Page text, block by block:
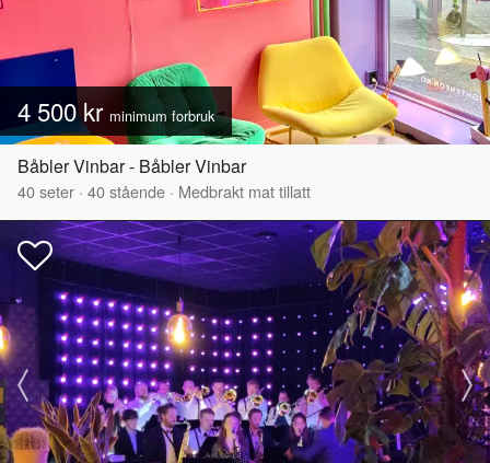
4 500 kr minimum forbruk
Båbler Vinbar - Båbler Vinbar
40seter · 40stående · Medbrakt mat tillatt